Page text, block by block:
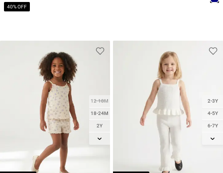
40% OFF
2-3Y
4-5Y
6-7Y
8-9Y
12-18M
18-24M
2Y
3Y